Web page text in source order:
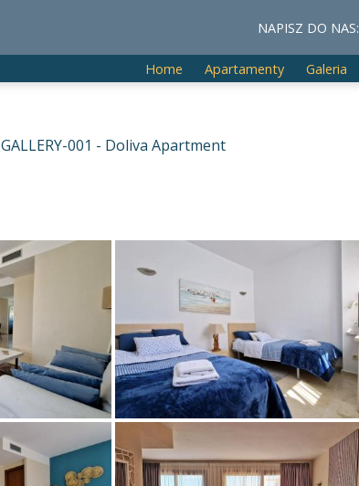
NAPISZ DO NAS:
Home Apartamenty Galeria
GALLERY-001 - Doliva Apartment